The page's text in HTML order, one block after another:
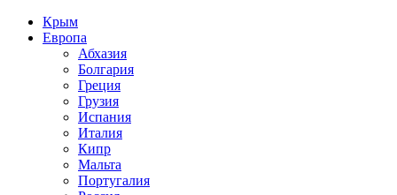
Крым
Европа
Абхазия
Болгария
Греция
Грузия
Испания
Италия
Кипр
Мальта
Португалия